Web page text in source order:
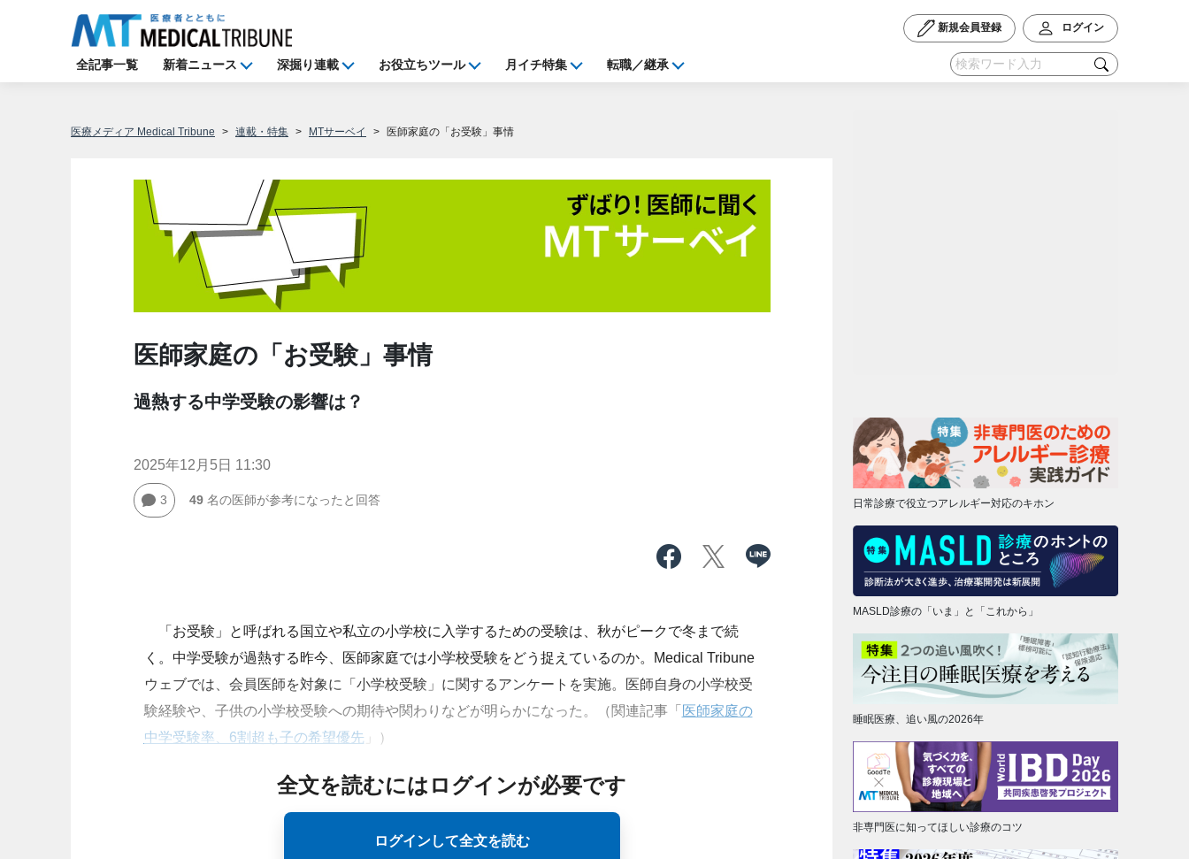
新規会員登録 ログイン
全記事一覧 新着ニュース 深掘り連載 お役立ちツール 月イチ特集 転職／継承
医療メディア Medical Tribune 連載・特集 MTサーベイ 医師家庭の「お受験」事情
医師家庭の「お受験」事情
過熱する中学受験の影響は？
2025年12月5日 11:30
3 49名の医師が参考になったと回答
「お受験」と呼ばれる国立や私立の小学校に入学するための受験は、秋がピークで冬まで続
く。中学受験が過熱する昨今、医師家庭では小学校受験をどう捉えているのか。Medical Tribune
ウェブでは、会員医師を対象に「小学校受験」に関するアンケートを実施。医師自身の小学校受
験経験や、子供の小学校受験への期待や関わりなどが明らかになった。（関連記事「 医師家庭の
中学受験率、6割超も子の希望優先 」）
全文を読むにはログインが必要です
ログインして全文を読む
日常診療で役立つアレルギー対応のキホン
MASLD診療の「いま」と「これから」
睡眠医療、追い風の2026年
非専門医に知ってほしい診療のコツ